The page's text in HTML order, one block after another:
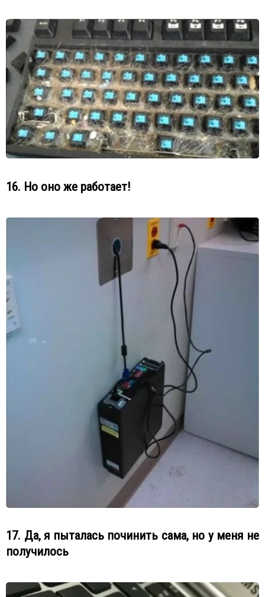
16. Но оно же работает!
17. Да, я пыталась починить сама, но у меня не
получилось